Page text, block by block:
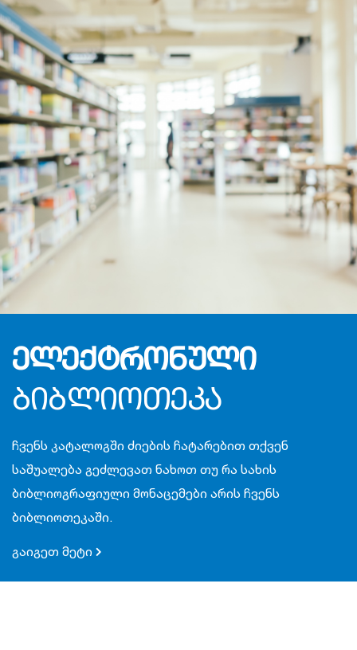
ელექტრონული
ბიბლიოთეკა
ჩვენს კატალოგში ძიების ჩატარებით თქვენ
საშუალება გეძლევათ ნახოთ თუ რა სახის
ბიბლიოგრაფიული მონაცემები არის ჩვენს
ბიბლიოთეკაში.
გაიგეთ მეტი